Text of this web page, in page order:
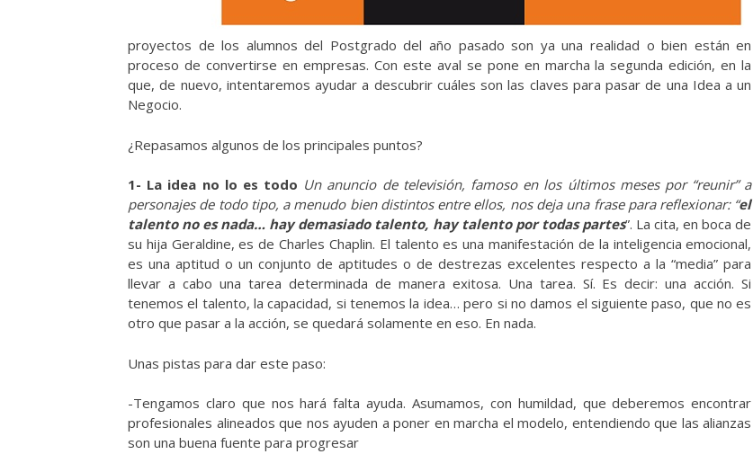
proyectos de los alumnos del Postgrado del año pasado son ya una realidad o bien están en
proceso de convertirse en empresas. Con este aval se pone en marcha la segunda edición, en la
que, de nuevo, intentaremos ayudar a descubrir cuáles son las claves para pasar de una Idea a un
Negocio.
¿Repasamos algunos de los principales puntos?
1- La idea no lo es todo Un anuncio de televisión, famoso en los últimos meses por “reunir” a
personajes de todo tipo, a menudo bien distintos entre ellos, nos deja una frase para reflexionar: “el
talento no es nada… hay demasiado talento, hay talento por todas partes”. La cita, en boca de
su hija Geraldine, es de Charles Chaplin. El talento es una manifestación de la inteligencia emocional,
es una aptitud o un conjunto de aptitudes o de destrezas excelentes respecto a la “media” para
llevar a cabo una tarea determinada de manera exitosa. Una tarea. Sí. Es decir: una acción. Si
tenemos el talento, la capacidad, si tenemos la idea… pero si no damos el siguiente paso, que no es
otro que pasar a la acción, se quedará solamente en eso. En nada.
Unas pistas para dar este paso:
-Tengamos claro que nos hará falta ayuda. Asumamos, con humildad, que deberemos encontrar
profesionales alineados que nos ayuden a poner en marcha el modelo, entendiendo que las alianzas
son una buena fuente para progresar